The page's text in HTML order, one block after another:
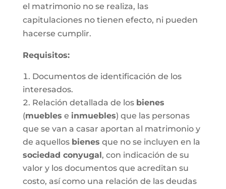
el matrimonio no se realiza, las
capitulaciones no tienen efecto, ni pueden
hacerse cumplir.
Requisitos:
Documentos de identificación de los
interesados.
Relación detallada de los bienes
(muebles e inmuebles) que las personas
que se van a casar aportan al matrimonio y
de aquellos bienes que no se incluyen en la
sociedad conyugal, con indicación de su
valor y los documentos que acreditan su
costo, así como una relación de las deudas